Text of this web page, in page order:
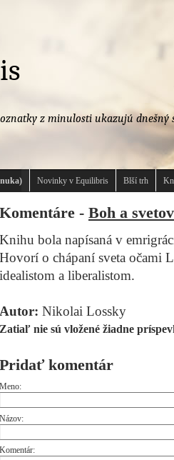
z minulosti ukazujú dnešný
Novinky v Equilibris Blší trh
Komentáre - Boh a
Knihu bola napísaná v
Hovorí o chápaní sveta očami
idealistom a liberalistom.
Autor: Nikolai Lossky
Zatiaľ nie sú vložené žiadne
Pridať komentár
Meno:
Názov:
Komentár: